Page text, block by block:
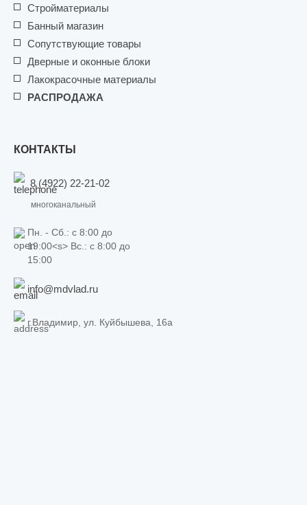
Стройматериалы
Банный магазин
Сопутствующие товары
Дверные и оконные блоки
Лакокрасочные материалы
РАСПРОДАЖА
КОНТАКТЫ
8 (4922) 22-21-02
многоканальный
Пн. - Сб.: c 8:00 до
19:00<s> Вс.: c 8:00 до
15:00
info@mdvlad.ru
г.Владимир, ул. Куйбышева, 16а